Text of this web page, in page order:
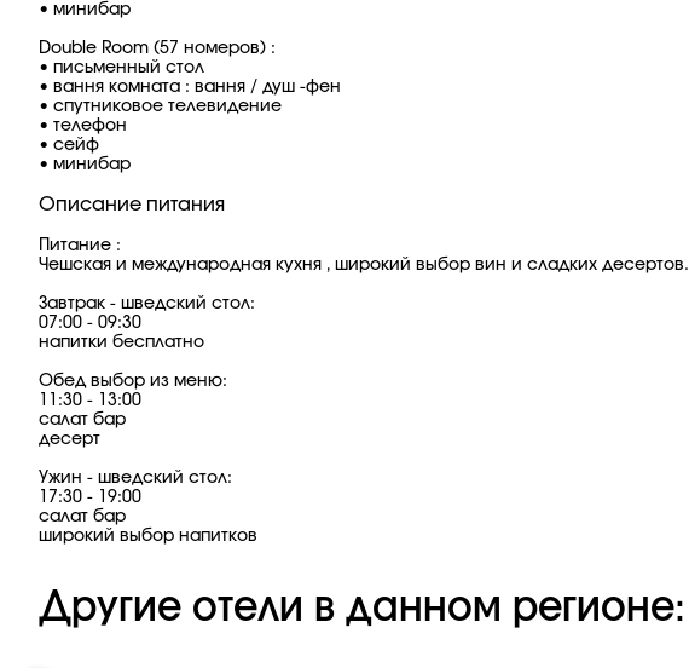
• минибар
Double Room (57 номеров) :
• письменный стол
• вання комната : вання / душ -фен
• спутниковое телевидение
• телефон
• сейф
• минибар
Описание питания
Питание :
Чешская и международная кухня , широкий выбор вин и сладких десертов.
Завтрак - шведский стол:
07:00 - 09:30
напитки бесплатно
Обед выбор из меню:
11:30 - 13:00
салат бар
десерт
Ужин - шведский стол:
17:30 - 19:00
салат бар
широкий выбор напитков
Другие отели в данном регионе: